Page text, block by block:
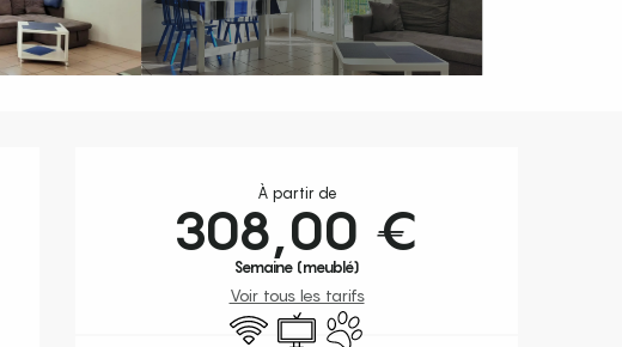
Ouverture et coordonnées
À partir de
308,00 €
Semaine (meublé)
Voir tous les tarifs
WiFi TélévisionAnimaux acceptés